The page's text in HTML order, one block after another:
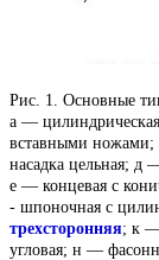
Рис. 1. Основные
а —
вставными ножами;
насадка цельная; д
е — концевая с
- шпоночная с
трехсторонняя; к —
угловая; н —